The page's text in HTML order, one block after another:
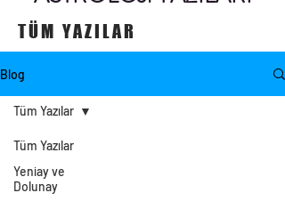
TÜM YAZILAR
Blog
Tüm Yazılar
Yeniay ve
Dolunay
Tüm Yazılar